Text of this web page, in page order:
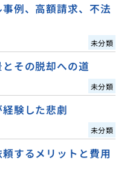
例、高額請求、不法
未分類
その脱却への道
未分類
験した悲劇
未分類
するメリットと費用